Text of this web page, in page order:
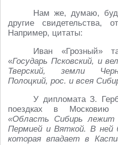
Нам же, думаю,
другие свидетельства,
Например, цитаты:
Иван «Грозный»
«Государь Псковский, и
Тверский, земли
Полоцкий, рос. и всея
У дипломата З.
поездках в Московию
«Область Сибирь
Пермией и Вяткой. В ней
которая впадает в